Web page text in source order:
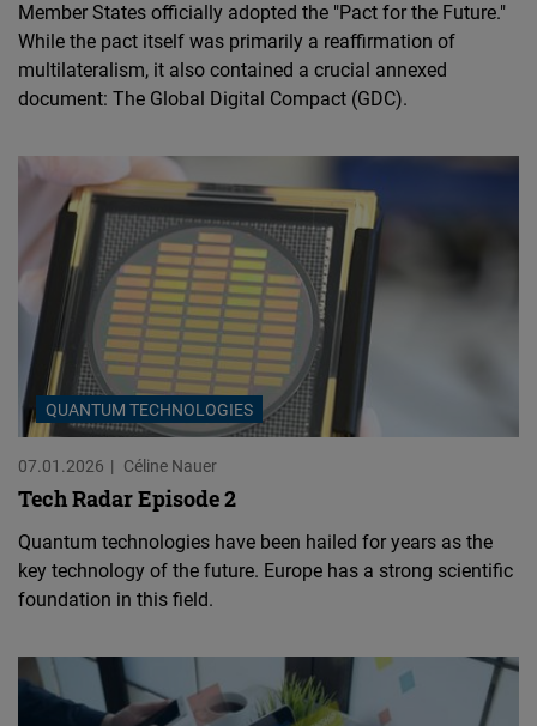
Member States officially adopted the "Pact for the Future."
While the pact itself was primarily a reaffirmation of
multilateralism, it also contained a crucial annexed
document: The Global Digital Compact (GDC).
QUANTUM TECHNOLOGIES
07.01.2026 Céline Nauer
Tech Radar Episode 2
Quantum technologies have been hailed for years as the
key technology of the future. Europe has a strong scientific
foundation in this field.